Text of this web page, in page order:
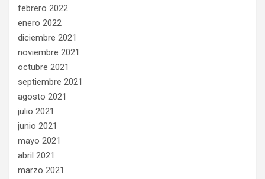
febrero 2022
enero 2022
diciembre 2021
noviembre 2021
octubre 2021
septiembre 2021
agosto 2021
julio 2021
junio 2021
mayo 2021
abril 2021
marzo 2021